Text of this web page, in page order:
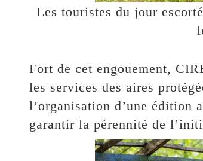
Les touristes du jour
Fort de cet engouement,
les services des aires
l’organisation d’une édition
garantir la pérennité de